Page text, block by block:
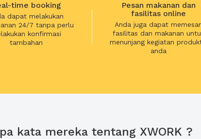
time booking
dapat melakukan
24/7 tanpa perlu
konfirmasi
tambahan
Pesan makanan dan
fasilitas online
Anda juga dapat
fasilitas dan makanan
menunjang kegiatan
anda
kata mereka tentang XWORK ?